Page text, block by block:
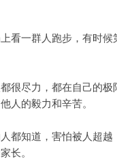
看一群人跑步，有时
很尽力，都在自己的
人的毅力和辛苦。
都知道，害怕被人超
长。